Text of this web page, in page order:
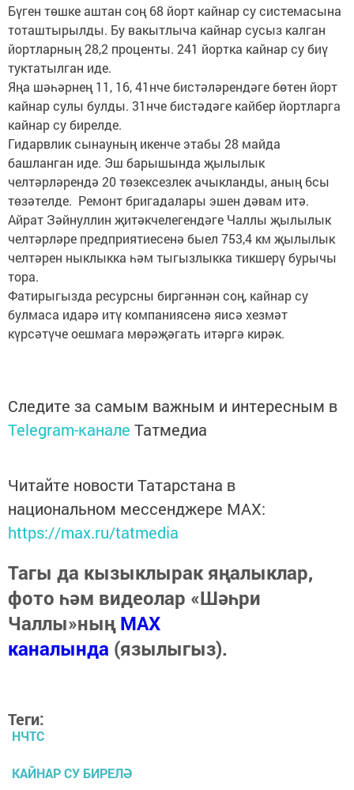
Бүген төшке аштан соң 68 йорт кайнар су системасына
тоташтырылды. Бу вакытлыча кайнар сусыз калган
йортларның 28,2 проценты. 241 йортка кайнар су биү
туктатылган иде.
Яңа шәһәрнең 11, 16, 41нче бистәләрендәге бөтен йорт
кайнар сулы булды. 31нче бистәдәге кайбер йортларга
кайнар су бирелде.
Гидарвлик сынауның икенче этабы 28 майда
башланган иде. Эш барышында җылылык
челтәрләрендә 20 төзексезлек ачыкланды, аның 6сы
төзәтелде. Ремонт бригадалары эшен дәвам итә.
Айрат Зәйнуллин җитәкчелегендәге Чаллы җылылык
челтәрләре предприятиесенә быел 753,4 км җылылык
челтәрен ныклыкка һәм тыгызлыкка тикшерү бурычы
тора.
Фатирыгызда ресурсны биргәннән соң, кайнар су
булмаса идарә итү компаниясенә яисә хезмәт
күрсәтүче оешмага мөрәҗәгать итәргә кирәк.
Следите за самым важным и интересным в
Telegram-канале Татмедиа
Читайте новости Татарстана в
национальном мессенджере MАХ:
https://max.ru/tatmedia
Тагы да кызыклырак яңалыклар,
фото һәм видеолар «Шәһри
Чаллы»ныңMAX
каналында (язылыгыз).
Теги:
НЧТС
КАЙНАР СУ БИРЕЛӘ